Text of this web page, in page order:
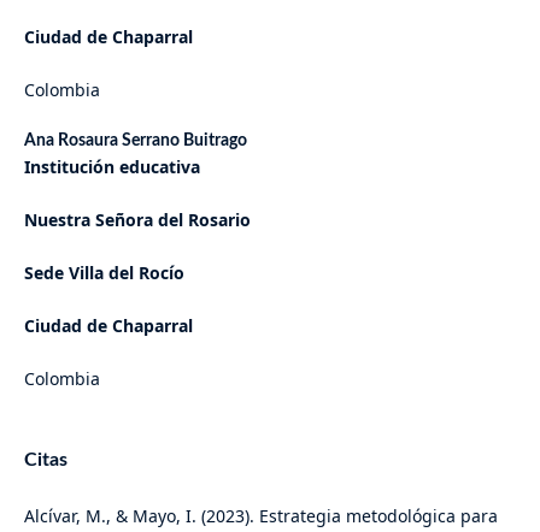
Ciudad de Chaparral
Colombia
Ana Rosaura Serrano Buitrago
Institución educativa
Nuestra Señora del Rosario
Sede Villa del Rocío
Ciudad de Chaparral
Colombia
Citas
Alcívar, M., & Mayo, I. (2023). Estrategia metodológica para